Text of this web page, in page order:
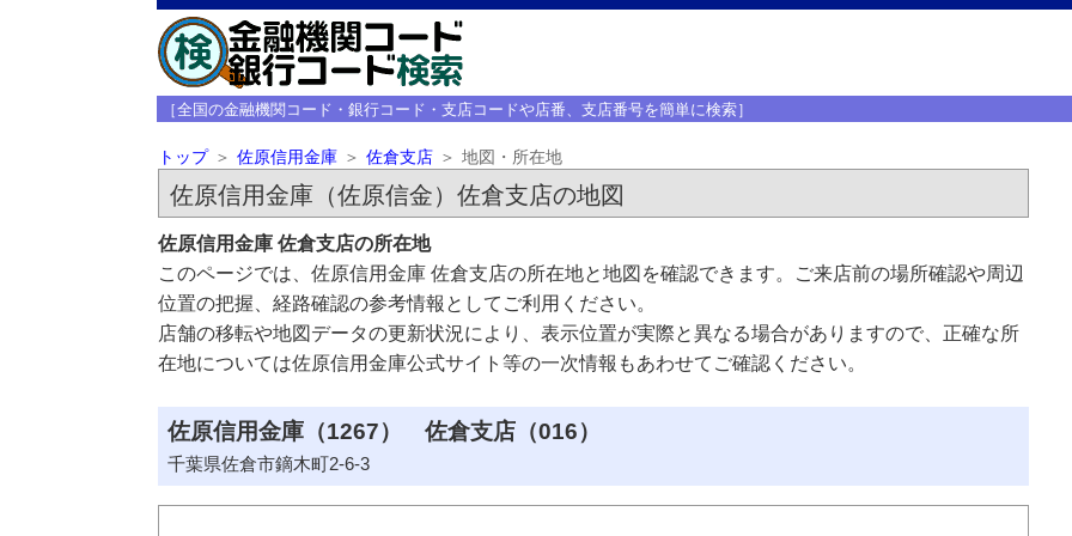
［全国の金融機関コード・銀行コード・支店コードや店番、支店番号を簡単に検索］
トップ 佐原信用金庫 佐倉支店 地図・所在地
佐原信用金庫（佐原信金）佐倉支店の地図
佐原信用金庫 佐倉支店の所在地
このページでは、佐原信用金庫 佐倉支店の所在地と地図を確認できます。ご来店前の場所確認や周辺
位置の把握、経路確認の参考情報としてご利用ください。
店舗の移転や地図データの更新状況により、表示位置が実際と異なる場合がありますので、正確な所
在地については佐原信用金庫公式サイト等の一次情報もあわせてご確認ください。
佐原信用金庫（1267） 佐倉支店（016）
千葉県佐倉市鏑木町2-6-3